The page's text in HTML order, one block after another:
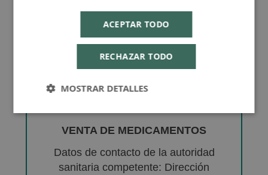
VENTA DE MEDICAMENTOS
Datos de contacto de la autoridad
sanitaria competente: Dirección
ACEPTAR TODO
RECHAZAR TODO
MOSTRAR DETALLES